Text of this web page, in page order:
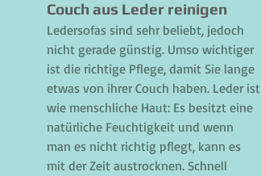
Couch aus Leder reinigen​​
Ledersofas sind sehr beliebt, jedoch
nicht gerade günstig. Umso wichtiger
ist die richtige Pflege, damit Sie lange
etwas von ihrer Couch haben. Leder ist
wie menschliche Haut: Es besitzt eine
natürliche Feuchtigkeit und wenn
man es nicht richtig pflegt, kann es
mit der Zeit austrocknen. Schnell